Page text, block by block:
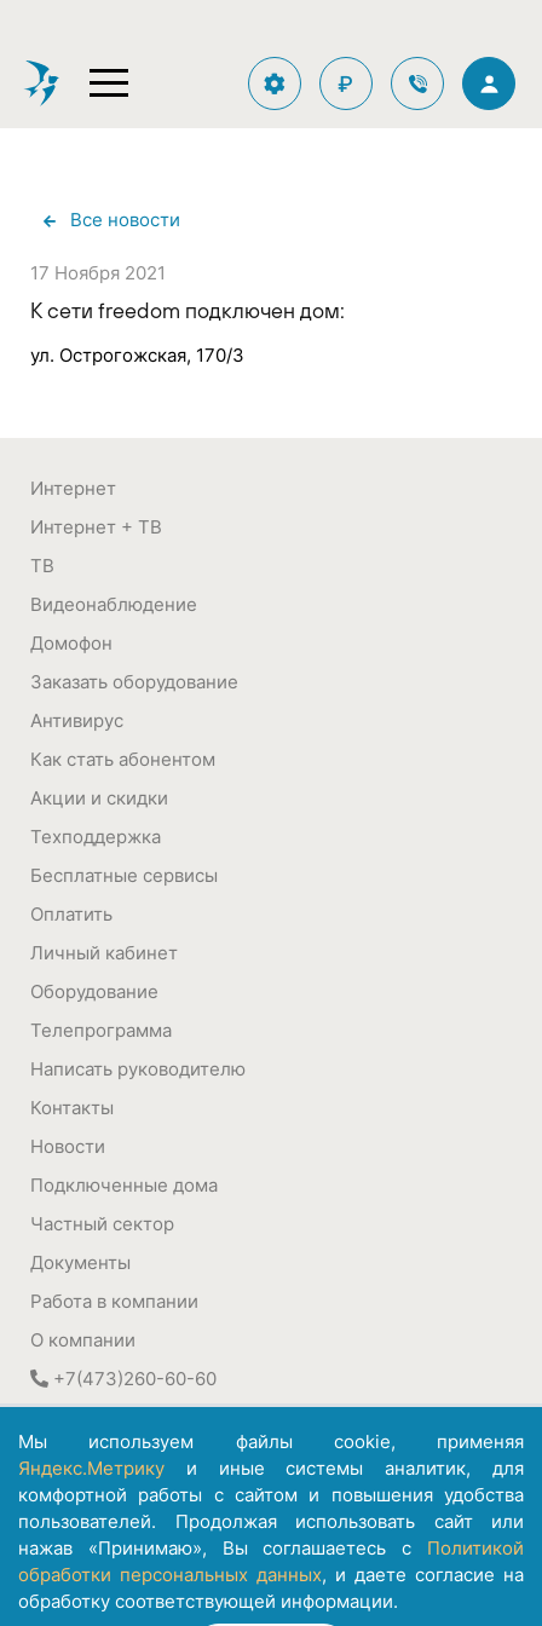
Все новости
17 Ноября 2021
К сети freedom подключен дом:
Интернет
Интернет + ТВ
ТВ
Видеонаблюдение
Домофон
Заказать оборудование
Антивирус
Как стать абонентом
Акции и скидки
Техподдержка
Бесплатные сервисы
Оплатить
Личный кабинет
Оборудование
Телепрограмма
Написать руководителю
Контакты
Новости
Подключенные дома
Частный сектор
Документы
Работа в компании
О компании
+7(473)260-60-60
ул. Плехановская, 22а
©АО ИК "Информсвязь-Черноземье"
1992 – 2026
Мы используем файлы cookie, применяя
Яндекс.Метрику и иные системы аналитик, для
комфортной работы с сайтом и повышения удобства
пользователей. Продолжая использовать сайт или
нажав «Принимаю», Вы соглашаетесь с Политикой
обработки персональных данных, и даете согласие на
обработку соответствующей информации.
₽